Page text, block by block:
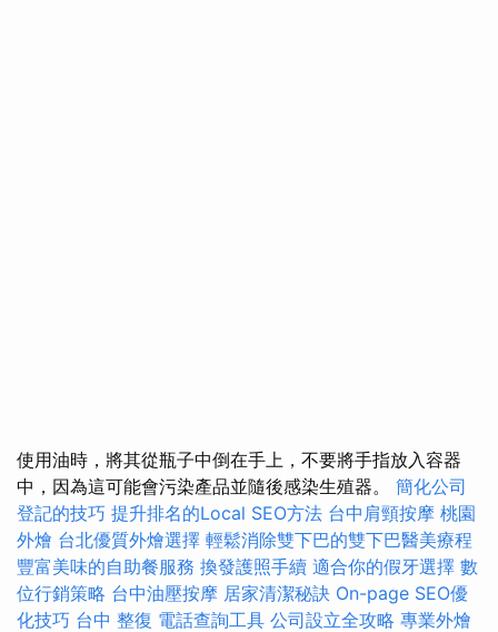
使用油時，將其從瓶子中倒在手上，不要將手指放入容器
中，因為這可能會污染產品並隨後感染生殖器。 簡化公司
登記的技巧 提升排名的Local SEO方法 台中肩頸按摩 桃園
外燴 台北優質外燴選擇 輕鬆消除雙下巴的雙下巴醫美療程
豐富美味的自助餐服務 換發護照手續 適合你的假牙選擇 數
位行銷策略 台中油壓按摩 居家清潔秘訣 On-page SEO優
化技巧 台中 整復 電話查詢工具 公司設立全攻略 專業外燴